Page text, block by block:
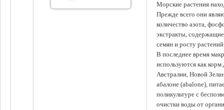
Морские растения
Прежде всего они
количество азота,
экстракты,
семян и росту
В последнее время
используются как
Австралии, Новой
абалоне (abalone),
поликультуре с
очистки воды от